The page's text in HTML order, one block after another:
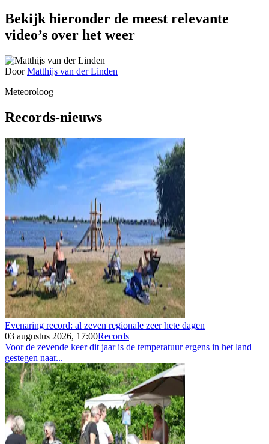
Bekijk hieronder de meest relevante
video’s over het weer
DoorMatthijs van der Linden
Meteoroloog
Records-nieuws
Evenaring record: al zeven regionale zeer hete dagen
03 augustus 2026, 17:00Records
Voor de zevende keer dit jaar is de temperatuur ergens in het land
gestegen naar...